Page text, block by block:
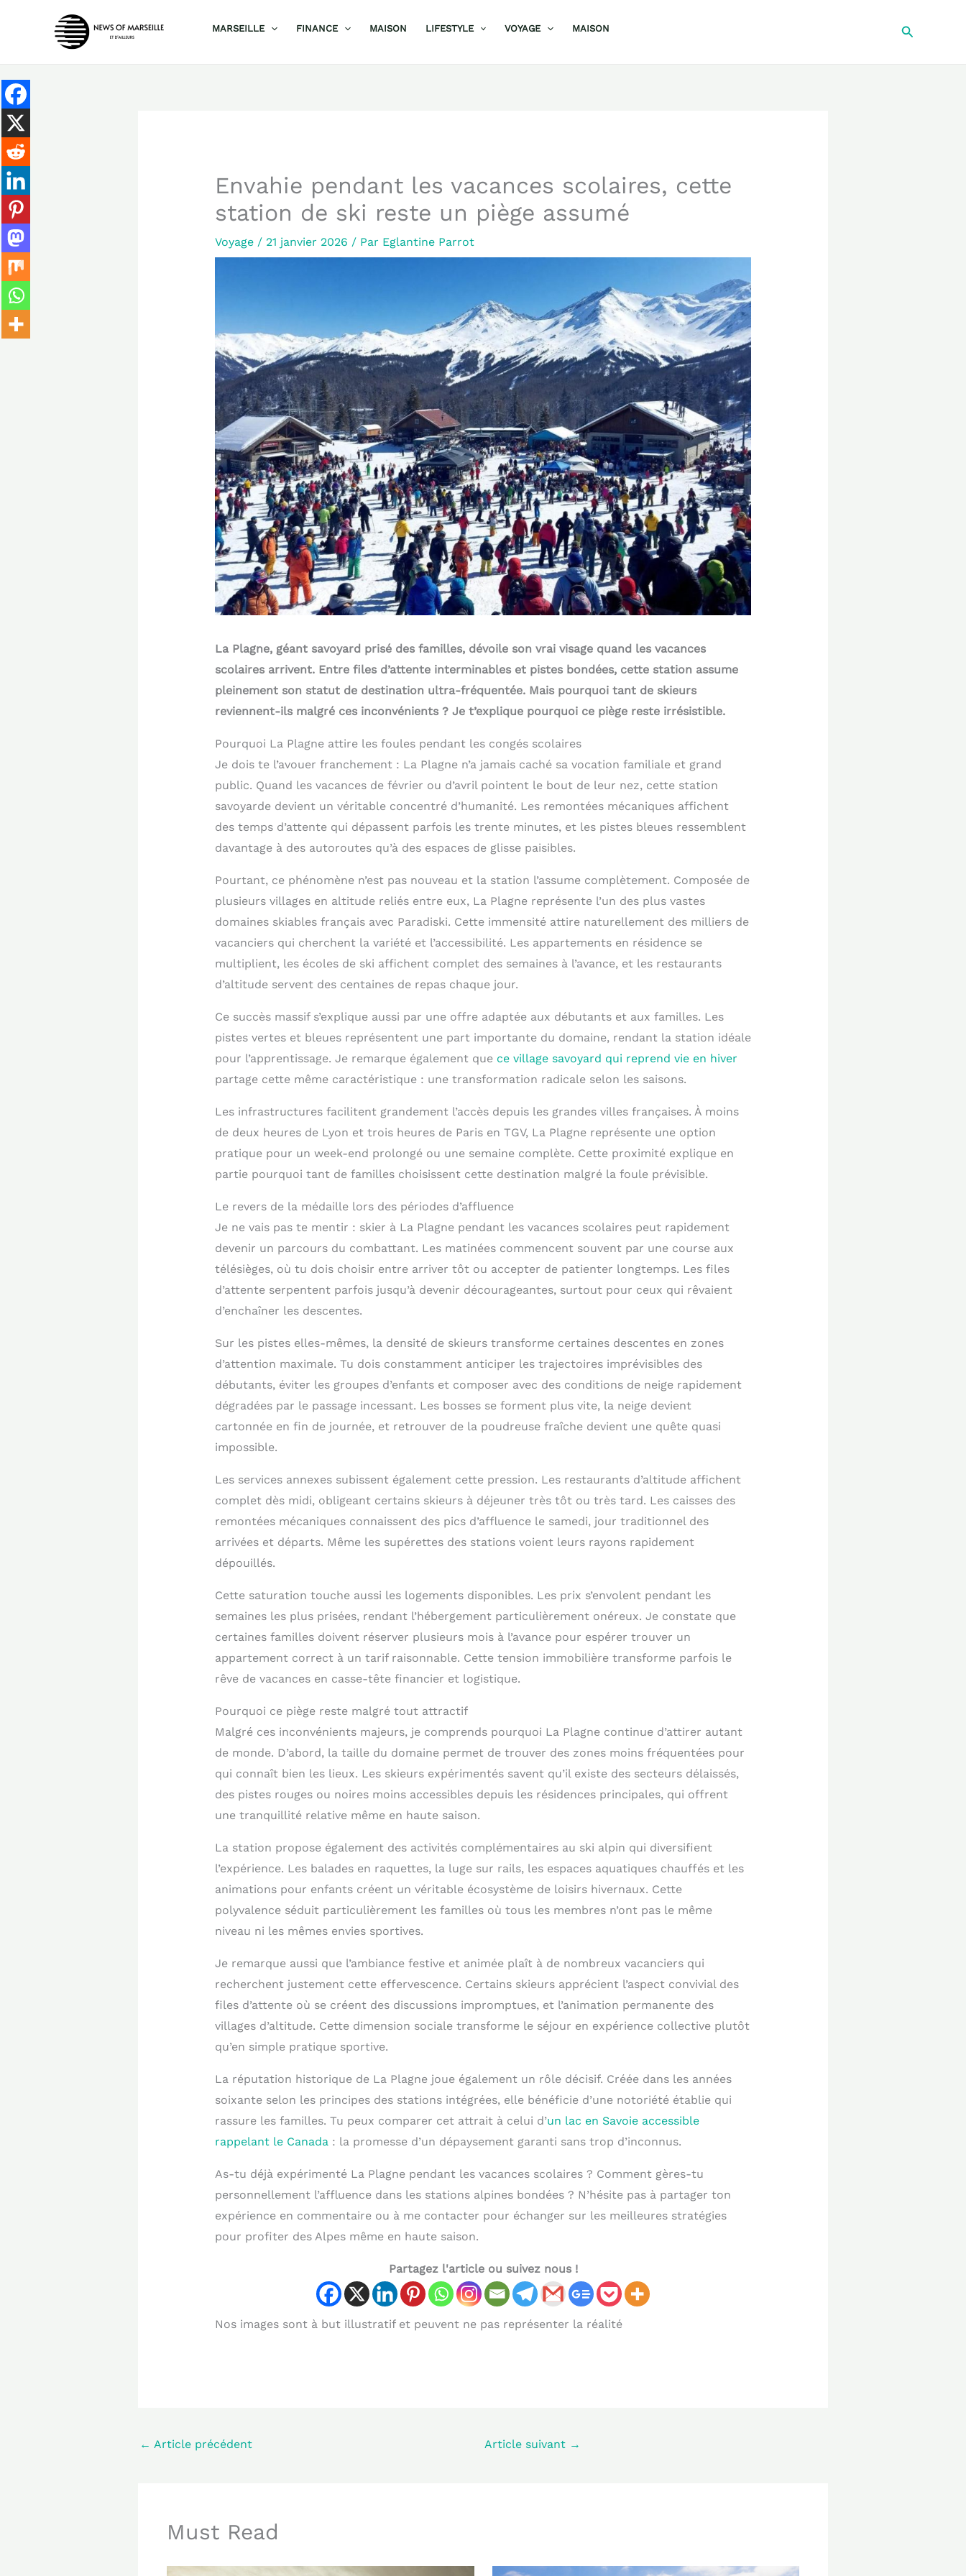
MARSEILLE FINANCE MAISON LIFESTYLE VOYAGE MAISON
Envahie pendant les vacances scolaires, cette
station de ski reste un piège assumé
Voyage/ 21 janvier 2026 / Par Eglantine Parrot
La Plagne, géant savoyard prisé des familles, dévoile son vrai visage quand les vacances
scolaires arrivent. Entre files d’attente interminables et pistes bondées, cette station assume
pleinement son statut de destination ultra-fréquentée. Mais pourquoi tant de skieurs
reviennent-ils malgré ces inconvénients ? Je t’explique pourquoi ce piège reste irrésistible.
Pourquoi La Plagne attire les foules pendant les congés scolaires
Je dois te l’avouer franchement : La Plagne n’a jamais caché sa vocation familiale et grand
public. Quand les vacances de février ou d’avril pointent le bout de leur nez, cette station
savoyarde devient un véritable concentré d’humanité. Les remontées mécaniques affichent
des temps d’attente qui dépassent parfois les trente minutes, et les pistes bleues ressemblent
davantage à des autoroutes qu’à des espaces de glisse paisibles.
Pourtant, ce phénomène n’est pas nouveau et la station l’assume complètement. Composée de
plusieurs villages en altitude reliés entre eux, La Plagne représente l’un des plus vastes
domaines skiables français avec Paradiski. Cette immensité attire naturellement des milliers de
vacanciers qui cherchent la variété et l’accessibilité. Les appartements en résidence se
multiplient, les écoles de ski affichent complet des semaines à l’avance, et les restaurants
d’altitude servent des centaines de repas chaque jour.
Ce succès massif s’explique aussi par une offre adaptée aux débutants et aux familles. Les
pistes vertes et bleues représentent une part importante du domaine, rendant la station idéale
pour l’apprentissage. Je remarque également que ce village savoyard qui reprend vie en hiver
partage cette même caractéristique : une transformation radicale selon les saisons.
Les infrastructures facilitent grandement l’accès depuis les grandes villes françaises. À moins
de deux heures de Lyon et trois heures de Paris en TGV, La Plagne représente une option
pratique pour un week-end prolongé ou une semaine complète. Cette proximité explique en
partie pourquoi tant de familles choisissent cette destination malgré la foule prévisible.
Le revers de la médaille lors des périodes d’affluence
Je ne vais pas te mentir : skier à La Plagne pendant les vacances scolaires peut rapidement
devenir un parcours du combattant. Les matinées commencent souvent par une course aux
télésièges, où tu dois choisir entre arriver tôt ou accepter de patienter longtemps. Les files
d’attente serpentent parfois jusqu’à devenir décourageantes, surtout pour ceux qui rêvaient
d’enchaîner les descentes.
Sur les pistes elles-mêmes, la densité de skieurs transforme certaines descentes en zones
d’attention maximale. Tu dois constamment anticiper les trajectoires imprévisibles des
débutants, éviter les groupes d’enfants et composer avec des conditions de neige rapidement
dégradées par le passage incessant. Les bosses se forment plus vite, la neige devient
cartonnée en fin de journée, et retrouver de la poudreuse fraîche devient une quête quasi
impossible.
Les services annexes subissent également cette pression. Les restaurants d’altitude affichent
complet dès midi, obligeant certains skieurs à déjeuner très tôt ou très tard. Les caisses des
remontées mécaniques connaissent des pics d’affluence le samedi, jour traditionnel des
arrivées et départs. Même les supérettes des stations voient leurs rayons rapidement
dépouillés.
Cette saturation touche aussi les logements disponibles. Les prix s’envolent pendant les
semaines les plus prisées, rendant l’hébergement particulièrement onéreux. Je constate que
certaines familles doivent réserver plusieurs mois à l’avance pour espérer trouver un
appartement correct à un tarif raisonnable. Cette tension immobilière transforme parfois le
rêve de vacances en casse-tête financier et logistique.
Pourquoi ce piège reste malgré tout attractif
Malgré ces inconvénients majeurs, je comprends pourquoi La Plagne continue d’attirer autant
de monde. D’abord, la taille du domaine permet de trouver des zones moins fréquentées pour
qui connaît bien les lieux. Les skieurs expérimentés savent qu’il existe des secteurs délaissés,
des pistes rouges ou noires moins accessibles depuis les résidences principales, qui offrent
une tranquillité relative même en haute saison.
La station propose également des activités complémentaires au ski alpin qui diversifient
l’expérience. Les balades en raquettes, la luge sur rails, les espaces aquatiques chauffés et les
animations pour enfants créent un véritable écosystème de loisirs hivernaux. Cette
polyvalence séduit particulièrement les familles où tous les membres n’ont pas le même
niveau ni les mêmes envies sportives.
Je remarque aussi que l’ambiance festive et animée plaît à de nombreux vacanciers qui
recherchent justement cette effervescence. Certains skieurs apprécient l’aspect convivial des
files d’attente où se créent des discussions impromptues, et l’animation permanente des
villages d’altitude. Cette dimension sociale transforme le séjour en expérience collective plutôt
qu’en simple pratique sportive.
La réputation historique de La Plagne joue également un rôle décisif. Créée dans les années
soixante selon les principes des stations intégrées, elle bénéficie d’une notoriété établie qui
rassure les familles. Tu peux comparer cet attrait à celui d’un lac en Savoie accessible
rappelant le Canada: la promesse d’un dépaysement garanti sans trop d’inconnus.
As-tu déjà expérimenté La Plagne pendant les vacances scolaires ? Comment gères-tu
personnellement l’affluence dans les stations alpines bondées ? N’hésite pas à partager ton
expérience en commentaire ou à me contacter pour échanger sur les meilleures stratégies
pour profiter des Alpes même en haute saison.
Partagez l'article ou suivez nous !
Nos images sont à but illustratif et peuvent ne pas représenter la réalité
← Article précédent Article suivant →
Must Read